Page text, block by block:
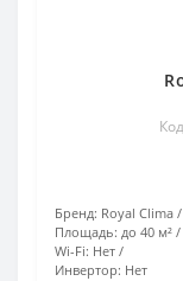
Бренд: Royal Clima
Площадь: до 40 м²
Wi-Fi: Нет
Инвертор: Нет